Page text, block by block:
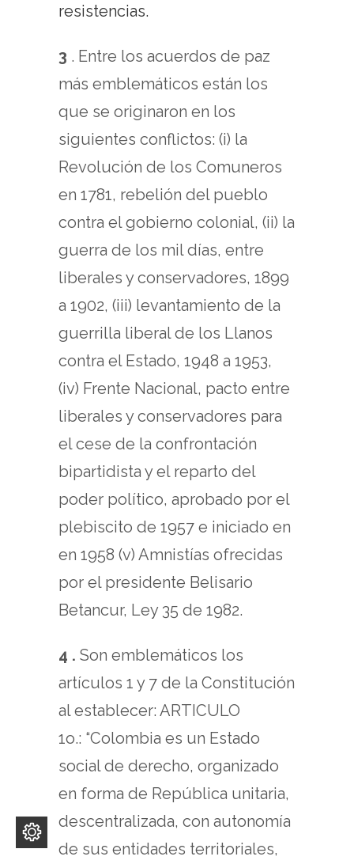
resistencias.
3 . Entre los acuerdos de paz
más emblemáticos están los
que se originaron en los
siguientes conflictos: (i) la
Revolución de los Comuneros
en 1781, rebelión del pueblo
contra el gobierno colonial, (ii) la
guerra de los mil días, entre
liberales y conservadores, 1899
a 1902, (iii) levantamiento de la
guerrilla liberal de los Llanos
contra el Estado, 1948 a 1953,
(iv) Frente Nacional, pacto entre
liberales y conservadores para
el cese de la confrontación
bipartidista y el reparto del
poder político, aprobado por el
plebiscito de 1957 e iniciado en
en 1958 (v) Amnistías ofrecidas
por el presidente Belisario
Betancur, Ley 35 de 1982.
4 . Son emblemáticos los
artículos 1 y 7 de la Constitución
al establecer: ARTICULO
1o.: “Colombia es un Estado
social de derecho, organizado
en forma de República unitaria,
descentralizada, con autonomía
de sus entidades territoriales,